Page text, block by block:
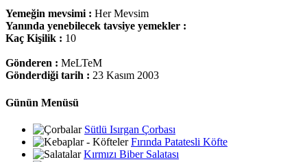
Yemeğin mevsimi : Her Mevsim
Yanında yenebilecek tavsiye yemekler :
Kaç Kişilik : 10
Gönderen : MeLTeM
Gönderdiği tarih : 23 Kasım 2003
Günün Menüsü
Sütlü Isırgan Çorbası
Fırında Patatesli Köfte
Kırmızı Biber Salatası